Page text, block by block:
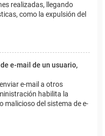
realizadas, llegando
como la expulsión del
e-mail de un usuario,
e-mail a otros
habilita la
malicioso del sistema de e-